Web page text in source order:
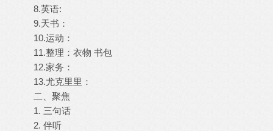
8.英语:
9.天书：
10.运动：
11.整理：衣物 书包
12.家务：
13.尤克里里：
二、聚焦
1. 三句话
2. 伴听